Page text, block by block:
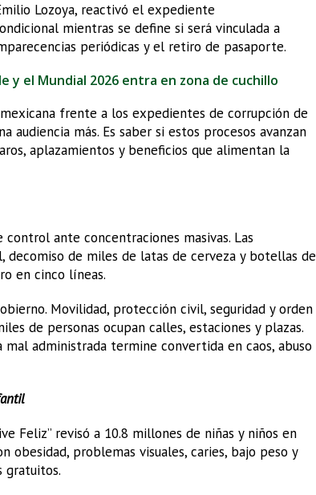
Lozoya, reactivó el expediente
mientras se define si será vinculada a
periódicas y el retiro de pasaporte.
y el Mundial 2026 entra en zona de cuchillo
frente a los expedientes de corrupción de
más. Es saber si estos procesos avanzan
aplazamientos y beneficios que alimentan la
ante concentraciones masivas. Las
de miles de latas de cerveza y botellas de
en cinco líneas.
Movilidad, protección civil, seguridad y orden
de personas ocupan calles, estaciones y plazas.
administrada termine convertida en caos, abuso
Feliz” revisó a 10.8 millones de niñas y niños en
obesidad, problemas visuales, caries, bajo peso y
gratuitos.